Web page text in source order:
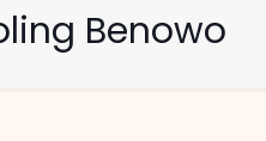
Benowo